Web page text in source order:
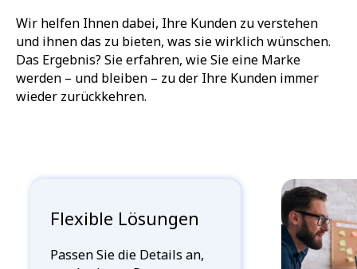
Wir helfen Ihnen dabei, Ihre Kunden zu verstehen
und ihnen das zu bieten, was sie wirklich wünschen.
Das Ergebnis? Sie erfahren, wie Sie eine Marke
werden – und bleiben – zu der Ihre Kunden immer
wieder zurückkehren.
Flexible Lösungen
Passen Sie die Details an,